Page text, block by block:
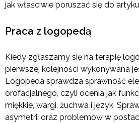
jak właściwie poruszać się do
Praca z logopedą
Kiedy zgłaszamy się na terapię
pierwszej kolejności wykonywana
Logopeda sprawdza sprawność
orofacjalnego, czyli ocenia jak
miękkie, wargi, żuchwa i język.
asymetrii oraz problemów w